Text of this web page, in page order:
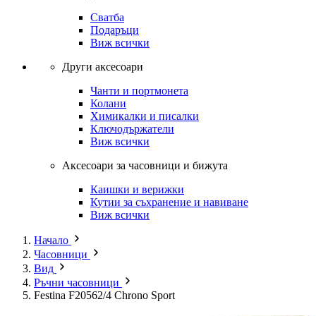
Сватба
Подаръци
Виж всички
Други аксесоари
Чанти и портмонета
Колани
Химикалки и писалки
Ключодържатели
Виж всички
Аксесоари за часовници и бижута
Каишки и верижки
Кутии за съхранение и навиване
Виж всички
Начало
Часовници
Вид
Ръчни часовници
Festina F20562/4 Chrono Sport